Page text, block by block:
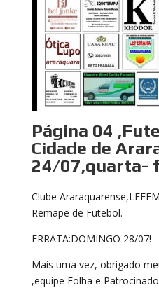
Página 04
Cidade de
24/07,quarta-
Clube
Remape de Futebol.
ERRATA:DOMINGO 28/07!
Mais uma vez, obrigado
,equipe Folha e